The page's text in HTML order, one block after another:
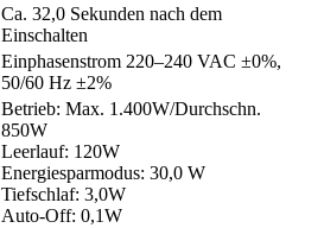
Ca. 32,0 Sekunden nach dem
Einschalten
Einphasenstrom 220–240 VAC ±0%,
50/60 Hz ±2%
Betrieb: Max. 1.400W/Durchschn.
850W
Leerlauf: 120W
Energiesparmodus: 30,0 W
Tiefschlaf: 3,0W
Auto-Off: 0,1W